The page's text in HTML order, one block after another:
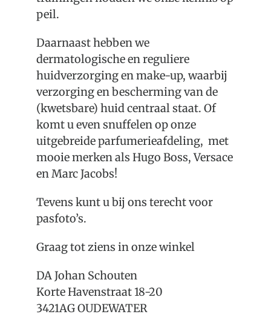
peil.
Daarnaast hebben we
dermatologische en reguliere
huidverzorging en make-up, waarbij
verzorging en bescherming van de
(kwetsbare) huid centraal staat. Of
komt u even snuffelen op onze
uitgebreide parfumerieafdeling, met
mooie merken als Hugo Boss, Versace
en Marc Jacobs!
Tevens kunt u bij ons terecht voor
pasfoto’s.
Graag tot ziens in onze winkel
DA Johan Schouten
Korte Havenstraat 18-20
3421AG OUDEWATER